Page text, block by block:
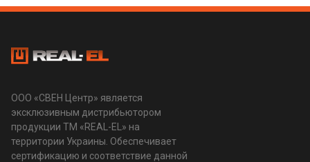
ООО «СВЕН Центр» является
эксклюзивным дистрибьютором
продукции ТМ «REAL-EL» на
территории Украины. Обеспечивает
сертификацию и соответствие данной